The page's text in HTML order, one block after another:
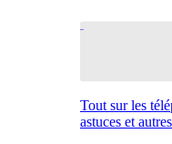
Tout sur les
astuces et